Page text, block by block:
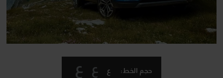
حجم الخط: ع ع ع